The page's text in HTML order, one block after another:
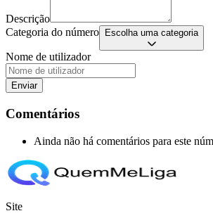
Descrição
Categoria do número
Escolha uma categoria
Nome de utilizador
Enviar
Comentários
Ainda não há comentários para este
Site